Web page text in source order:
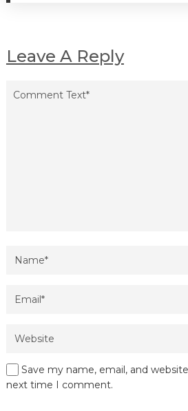
Leave A Reply
Save my name, email, and
next time I comment.